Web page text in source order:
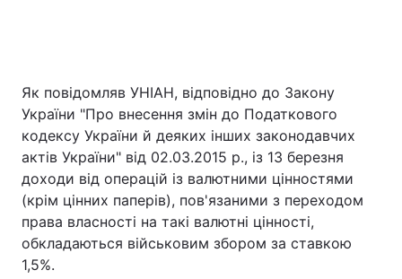
Як повідомляв УНІАН, відповідно до Закону
України "Про внесення змін до Податкового
кодексу України й деяких інших законодавчих
актів України" від 02.03.2015 р., із 13 березня
доходи від операцій із валютними цінностями
(крім цінних паперів), пов'язаними з переходом
права власності на такі валютні цінності,
обкладаються військовим збором за ставкою
1,5%.